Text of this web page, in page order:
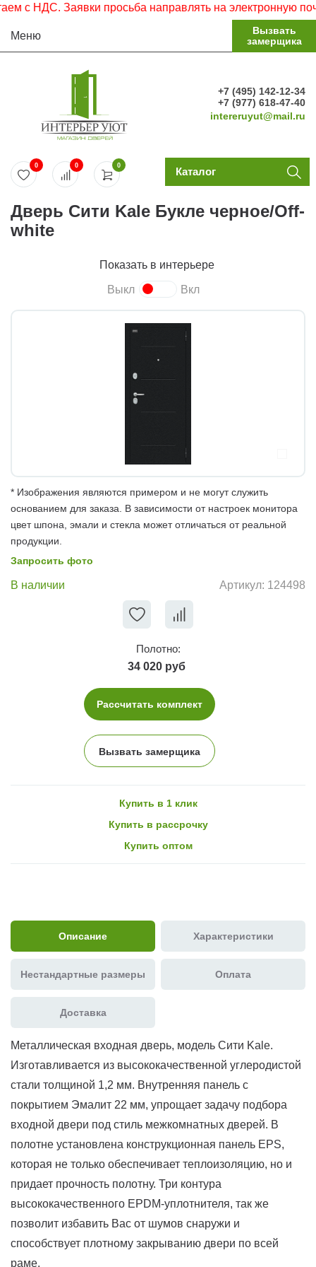
с НДС. Заявки просьба направлять на электронную почту.
Меню
Вызвать
замерщика
+7 (495) 142-12-34
+7 (977) 618-47-40
intereruyut@mail.ru
0
0 0 Каталог
Дверь Сити Kale Букле черное/Off-
white
Показать в интерьере
Выкл Вкл
* Изображения являются примером и не могут служить
основанием для заказа. В зависимости от настроек монитора
цвет шпона, эмали и стекла может отличаться от реальной
продукции.
Запросить фото
В наличии Артикул: 124498
Полотно:
34 020 руб
Рассчитать комплект
Вызвать замерщика
Купить в 1 клик
Купить в рассрочку
Купить оптом
Описание Характеристики
Нестандартные размеры Оплата
Доставка
Металлическая входная дверь, модель Сити Kale.
Изготавливается из высококачественной углеродистой
стали толщиной 1,2 мм. Внутренняя панель с
покрытием Эмалит 22 мм, упрощает задачу подбора
входной двери под стиль межкомнатных дверей. В
полотне установлена конструкционная панель EPS,
которая не только обеспечивает теплоизоляцию, но и
придает прочность полотну. Три контура
высококачественного EPDM-уплотнителя, так же
позволит избавить Вас от шумов снаружи и
способствует плотному закрыванию двери по всей
раме.